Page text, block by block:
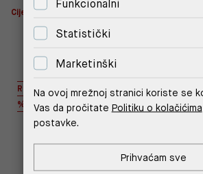
Cijena s -10% u košarici 65,52 €.
Cijena
REPLAY INC.
%
%
Funkcionalni
Statistički
Marketinški
Na ovoj mrežnoj stranici koriste se
Vas da pročitate Politiku o kolačićima
postavke.
Prihvaćam sve